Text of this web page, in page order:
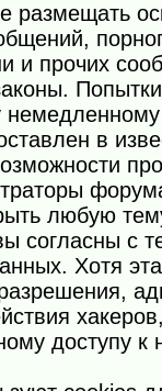
размещать
и прочих
в
любую
согласны с
Хотя
доступу к